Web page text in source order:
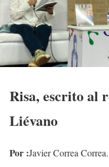
Risa, escrito al
Liévano
Por :Javier Correa